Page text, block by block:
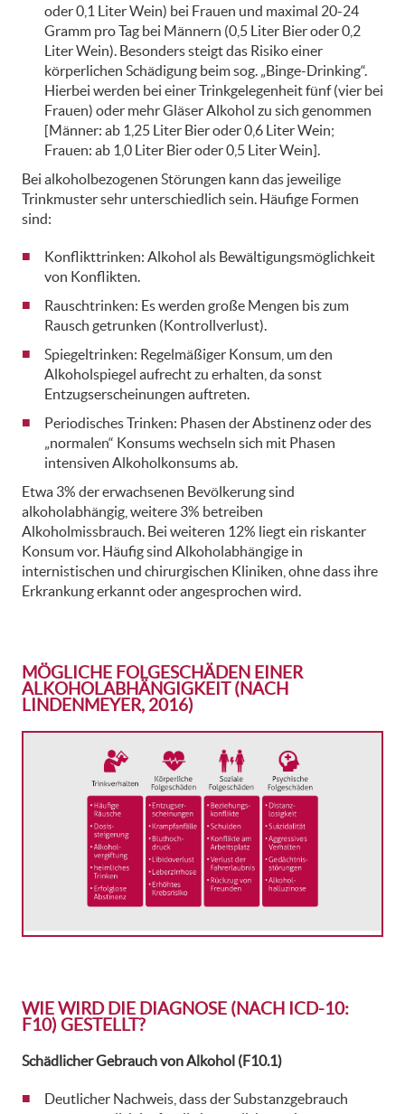
oder 0,1 Liter Wein) bei Frauen und maximal 20-24
Gramm pro Tag bei Männern (0,5 Liter Bier oder 0,2
Liter Wein). Besonders steigt das Risiko einer
körperlichen Schädigung beim sog. „Binge-Drinking“.
Hierbei werden bei einer Trinkgelegenheit fünf (vier bei
Frauen) oder mehr Gläser Alkohol zu sich genommen
[Männer: ab 1,25 Liter Bier oder 0,6 Liter Wein;
Frauen: ab 1,0 Liter Bier oder 0,5 Liter Wein].
Bei alkoholbezogenen Störungen kann das jeweilige
Trinkmuster sehr unterschiedlich sein. Häufige Formen
sind:
Konflikttrinken: Alkohol als Bewältigungsmöglichkeit
von Konflikten.
Rauschtrinken: Es werden große Mengen bis zum
Rausch getrunken (Kontrollverlust).
Spiegeltrinken: Regelmäßiger Konsum, um den
Alkoholspiegel aufrecht zu erhalten, da sonst
Entzugserscheinungen auftreten.
Periodisches Trinken: Phasen der Abstinenz oder des
„normalen“ Konsums wechseln sich mit Phasen
intensiven Alkoholkonsums ab.
Etwa 3% der erwachsenen Bevölkerung sind
alkoholabhängig, weitere 3% betreiben
Alkoholmissbrauch. Bei weiteren 12% liegt ein riskanter
Konsum vor. Häufig sind Alkoholabhängige in
internistischen und chirurgischen Kliniken, ohne dass ihre
Erkrankung erkannt oder angesprochen wird.
MÖGLICHE FOLGESCHÄDEN EINER
ALKOHOLABHÄNGIGKEIT (NACH
LINDENMEYER, 2016)
WIE WIRD DIE DIAGNOSE (NACH ICD-10:
F10) GESTELLT?
Schädlicher Gebrauch von Alkohol (F10.1)
Deutlicher Nachweis, dass der Substanzgebrauch